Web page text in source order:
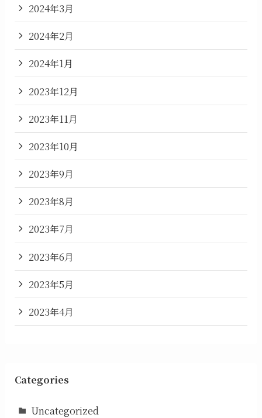
2024年3月
2024年2月
2024年1月
2023年12月
2023年11月
2023年10月
2023年9月
2023年8月
2023年7月
2023年6月
2023年5月
2023年4月
Categories
Uncategorized